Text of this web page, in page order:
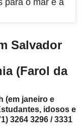
para o mar e a
Salvador
(Farol da
(em janeiro e
idosos e
3264 3296 / 3331